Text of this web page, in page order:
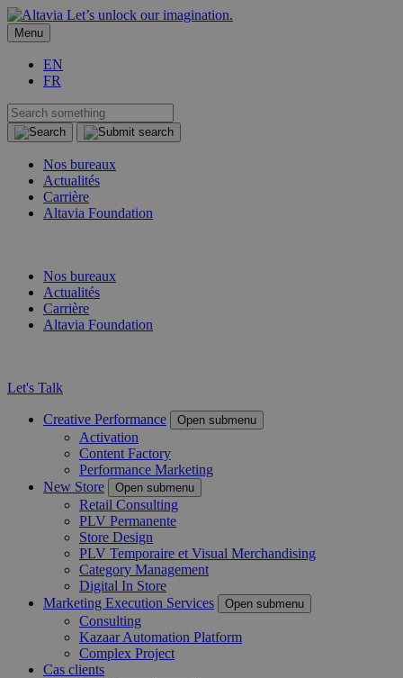
Let’s unlock our imagination.
Menu
EN
FR
Nos bureaux
Actualités
Carrière
Altavia Foundation
Nos bureaux
Actualités
Carrière
Altavia Foundation
Let's Talk
Creative Performance Open submenu
Activation
Content Factory
Performance Marketing
New Store
Open submenu
Retail Consulting
PLV Permanente
Store Design
PLV Temporaire et Visual Merchandising
Category Management
Digital In Store
Marketing Execution Services
Open submenu
Consulting
Kazaar Automation Platform
Complex Project
Cas clients